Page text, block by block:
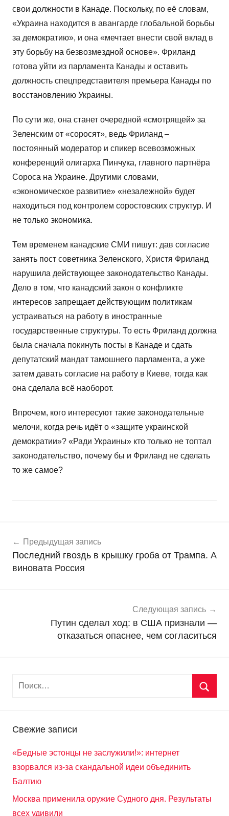
свои должности в Канаде. Поскольку, по её словам,
«Украина находится в авангарде глобальной борьбы
за демократию», и она «мечтает внести свой вклад в
эту борьбу на безвозмездной основе». Фриланд
готова уйти из парламента Канады и оставить
должность спецпредставителя премьера Канады по
восстановлению Украины.
По сути же, она станет очередной «смотрящей» за
Зеленским от «соросят», ведь Фриланд –
постоянный модератор и спикер всевозможных
конференций олигарха Пинчука, главного партнёра
Сороса на Украине. Другими словами,
«экономическое развитие» «незалежной» будет
находиться под контролем соростовских структур. И
не только экономика.
Тем временем канадские СМИ пишут: дав согласие
занять пост советника Зеленского, Христя Фриланд
нарушила действующее законодательство Канады.
Дело в том, что канадский закон о конфликте
интересов запрещает действующим политикам
устраиваться на работу в иностранные
государственные структуры. То есть Фриланд должна
была сначала покинуть посты в Канаде и сдать
депутатский мандат тамошнего парламента, а уже
затем давать согласие на работу в Киеве, тогда как
она сделала всё наоборот.
Впрочем, кого интересуют такие законодательные
мелочи, когда речь идёт о «защите украинской
демократии»? «Ради Украины» кто только не топтал
законодательство, почему бы и Фриланд не сделать
то же самое?
о
в
о
по
записям
Предыдущая запись
Последний гвоздь в крышку гроба от Трампа. А
виновата Россия
Следующая запись
Путин сделал ход: в США признали —
отказаться опаснее, чем согласиться
Свежие записи
«Бедные эстонцы не заслужили!»: интернет
взорвался из-за скандальной идеи объединить
Балтию
Москва применила оружие Судного дня. Результаты
всех удивили